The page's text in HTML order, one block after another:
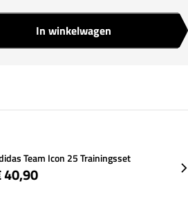
In winkelwagen
Team Icon 25 Trainingsset
40,90